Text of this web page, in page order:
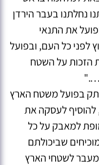
נחלתנו בעבר הירדן
את התנאי
לפני כל העם, ובפועל
הזכות על השטח
בפועל משטח הארץ
לעסקה את
למאבק על כל
שביכולתם
מעבר לשטחי הארץ